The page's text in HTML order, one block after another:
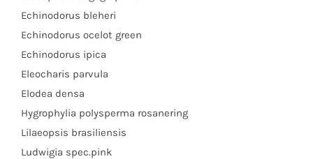
Echinodorus bleheri
Echinodorus ocelot green
Echinodorus ipica
Eleocharis parvula
Elodea densa
Hygrophylia polysperma rosanering
Lilaeopsis brasiliensis
Ludwigia spec.pink